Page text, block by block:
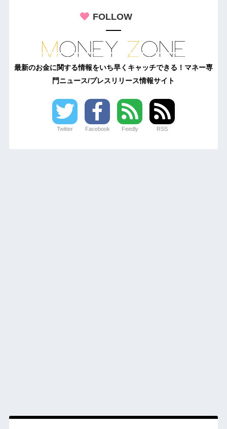
FOLLOW
最新のお金に関する情報をいち早くキャッチできる！マネー専
門ニュース/プレスリリース情報サイト
Twitter Facebook Feedly RSS